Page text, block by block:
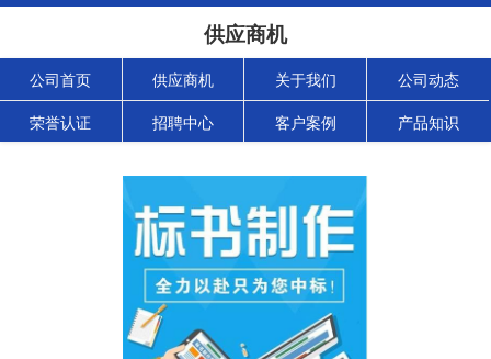
供应商机
公司首页 供应商机 关于我们 公司动态
荣誉认证 招聘中心 客户案例 产品知识